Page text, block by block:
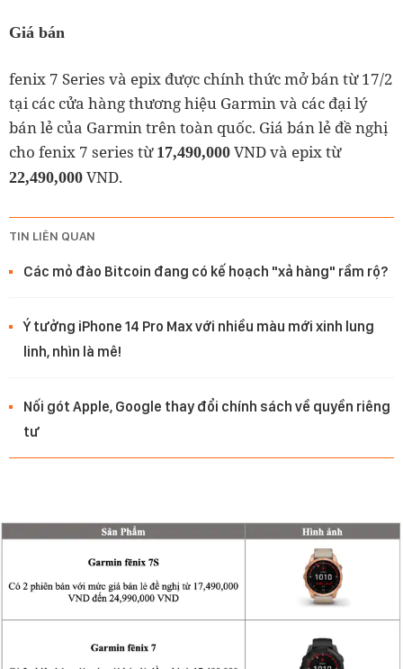
Giá bán
fenix 7 Series và epix được chính thức mở bán từ 17/2
tại các cửa hàng thương hiệu Garmin và các đại lý
bán lẻ của Garmin trên toàn quốc. Giá bán lẻ đề nghị
cho fenix 7 series từ 17,490,000 VND và epix từ
22,490,000 VND.
TIN LIÊN QUAN
Các mỏ đào Bitcoin đang có kế hoạch "xả hàng" rầm rộ?
Ý tưởng iPhone 14 Pro Max với nhiều màu mới xinh lung
linh, nhìn là mê!
Nối gót Apple, Google thay đổi chính sách về quyền riêng
tư